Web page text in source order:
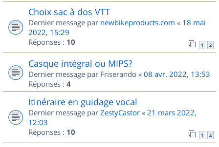
Choix sac à dos VTT
Dernier message par newbikeproducts.com « 18 mai
2022, 15:29
Réponses : 10 1 2
Casque intégral ou MIPS?
Dernier message par Friserando « 08 avr. 2022, 13:53
Réponses : 4
Itinéraire en guidage vocal
Dernier message par ZestyCastor « 21 mars 2022,
12:03
Réponses : 10 1 2